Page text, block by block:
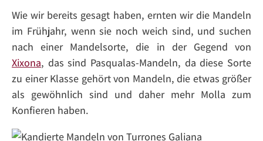
Wie wir bereits gesagt haben, ernten wir die Mandeln
im Frühjahr, wenn sie noch weich sind, und suchen
nach einer Mandelsorte, die in der Gegend von
Xixona, das sind Pasqualas-Mandeln, da diese Sorte
zu einer Klasse gehört von Mandeln, die etwas größer
als gewöhnlich sind und daher mehr Molla zum
Konfieren haben.